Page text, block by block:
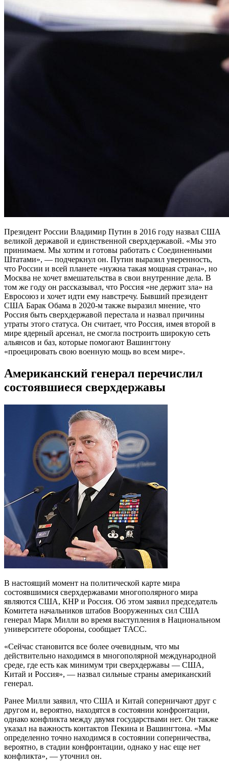
Президент России Владимир Путин в 2016 году назвал США
великой державой и единственной сверхдержавой. «Мы это
принимаем. Мы хотим и готовы работать с Соединенными
Штатами», — подчеркнул он. Путин выразил уверенность,
что России и всей планете «нужна такая мощная страна», но
Москва не хочет вмешательства в свои внутренние дела. В
том же году он рассказывал, что Россия «не держит зла» на
Евросоюз и хочет идти ему навстречу. Бывший президент
США Барак Обама в 2020-м также выразил мнение, что
Россия быть сверхдержавой перестала и назвал причины
утраты этого статуса. Он считает, что Россия, имея второй в
мире ядерный арсенал, не смогла построить широкую сеть
альянсов и баз, которые помогают Вашингтону
«проецировать свою военную мощь во всем мире».
Американский генерал перечислил
состоявшиеся сверхдержавы
В настоящий момент на политической карте мира
состоявшимися сверхдержавами многополярного мира
являются США, КНР и Россия. Об этом заявил председатель
Комитета начальников штабов Вооруженных сил США
генерал Марк Милли во время выступления в Национальном
университете обороны, сообщает ТАСС.
«Сейчас становится все более очевидным, что мы
действительно находимся в многополярной международной
среде, где есть как минимум три сверхдержавы — США,
Китай и Россия», — назвал сильные страны американский
генерал.
Ранее Милли заявил, что США и Китай соперничают друг с
другом и, вероятно, находятся в состоянии конфронтации,
однако конфликта между двумя государствами нет. Он также
указал на важность контактов Пекина и Вашингтона. «Мы
определенно точно находимся в состоянии соперничества,
вероятно, в стадии конфронтации, однако у нас еще нет
конфликта», — уточнил он.